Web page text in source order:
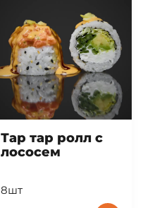
Тар тар ролл с
лососем
8шт